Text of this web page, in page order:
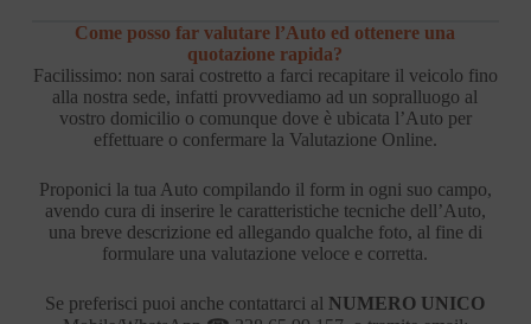
Come posso far valutare l’Auto ed ottenere una
quotazione rapida?
Facilissimo: non sarai costretto a farci recapitare il veicolo fino
alla nostra sede, infatti provvediamo ad un sopralluogo al
vostro domicilio o comunque dove è ubicata l’Auto per
effettuare o confermare la Valutazione Online.
Proponici la tua Auto compilando il form in ogni suo campo,
avendo cura di inserire le caratteristiche tecniche dell’Auto,
una breve descrizione ed allegando qualche foto, al fine di
formulare una valutazione veloce e corretta.
Se preferisci puoi anche contattarci al NUMERO UNICO